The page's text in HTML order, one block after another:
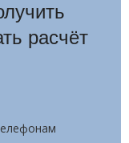
расчёт